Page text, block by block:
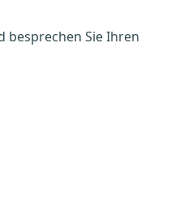
besprechen Sie Ihren